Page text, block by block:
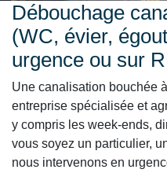
Débouchage
(WC, évier,
urgence ou sur
Une canalisation bouchée
entreprise spécialisée et
y compris les week-ends,
vous soyez un particulier,
nous intervenons en